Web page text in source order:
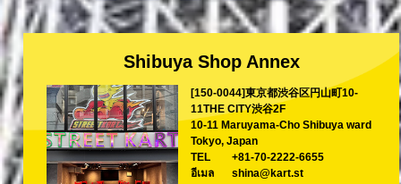
Shibuya Shop Annex
[150-0044]東京都渋谷区円山町10-
11THE CITY渋谷2F
10-11 Maruyama-Cho Shibuya ward
Tokyo, Japan
TEL
+81-70-2222-6655
อีเมล
shina@kart.st